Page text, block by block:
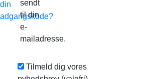
din
adgangskode?
sendt
til din
e-
mailadresse.
Tilmeld dig vores